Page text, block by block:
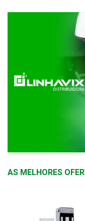
AS MELHORES